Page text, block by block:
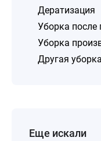
Дератизация
Уборка после
Уборка
Другая уборка
Еще искали